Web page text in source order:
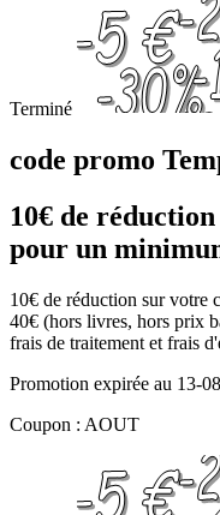
Terminé
code promo
10€ de
pour un
10€ de réduction sur votre
40€ (hors livres, hors prix
frais de traitement et frais
Promotion expirée au 13-
Coupon : AOUT